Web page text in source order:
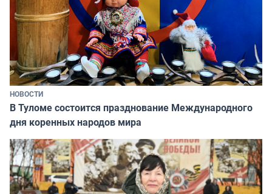
НОВОСТИ
В Туломе состоится празднование Международного
дня коренных народов мира